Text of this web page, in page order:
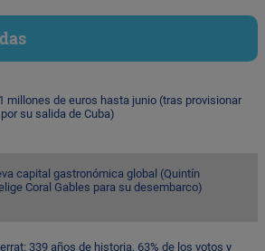
millones de euros hasta junio (tras provisionar
su salida de Cuba)
capital gastronómica global (Quintín
Coral Gables para su desembarco)
339 años de historia, 63% de los votos y